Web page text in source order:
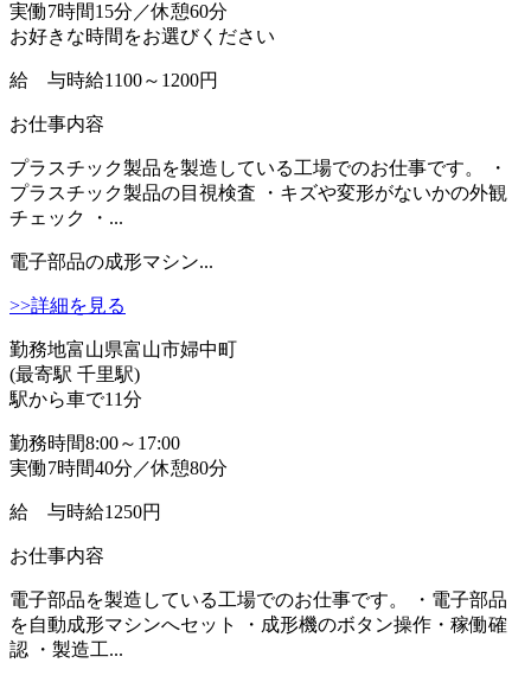
実働7時間15分／休憩60分
お好きな時間をお選びください
給 与時給1100～1200円
お仕事内容
プラスチック製品を製造している工場でのお仕事です。 ・
プラスチック製品の目視検査 ・キズや変形がないかの外観
チェック ・...
電子部品の成形マシン...
>>詳細を見る
勤務地富山県富山市婦中町
(最寄駅 千里駅)
駅から車で11分
勤務時間8:00～17:00
実働7時間40分／休憩80分
給 与時給1250円
お仕事内容
電子部品を製造している工場でのお仕事です。 ・電子部品
を自動成形マシンへセット ・成形機のボタン操作・稼働確
認 ・製造工...